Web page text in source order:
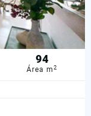
94
Área m2